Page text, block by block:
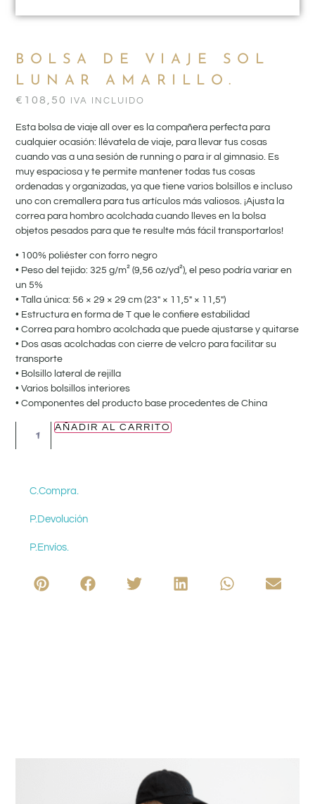
BOLSA DE VIAJE SOL
LUNAR AMARILLO.
€ 108,50 IVA INCLUIDO
Esta bolsa de viaje all over es la compañera perfecta para
cualquier ocasión: llévatela de viaje, para llevar tus cosas
cuando vas a una sesión de running o para ir al gimnasio. Es
muy espaciosa y te permite mantener todas tus cosas
ordenadas y organizadas, ya que tiene varios bolsillos e incluso
uno con cremallera para tus artículos más valiosos. ¡Ajusta la
correa para hombro acolchada cuando lleves en la bolsa
objetos pesados para que te resulte más fácil transportarlos!
• 100% poliéster con forro negro
• Peso del tejido: 325 g/m² (9,56 oz/yd²), el peso podría variar en
un 5%
• Talla única: 56 × 29 × 29 cm (23″ × 11,5″ × 11,5″)
• Estructura en forma de T que le confiere estabilidad
• Correa para hombro acolchada que puede ajustarse y quitarse
• Dos asas acolchadas con cierre de velcro para facilitar su
transporte
• Bolsillo lateral de rejilla
• Varios bolsillos interiores
• Componentes del producto base procedentes de China
AÑADIR AL CARRITO
C.Compra.
P.Devolución
P.Envíos.